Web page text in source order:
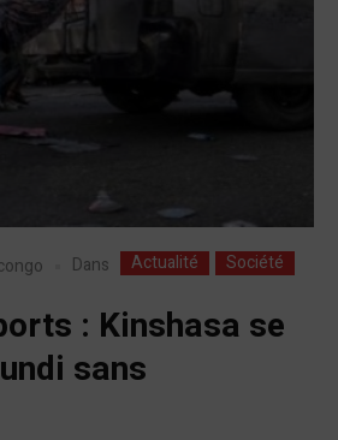
Dans Actualité Société
: Kinshasa se
sans